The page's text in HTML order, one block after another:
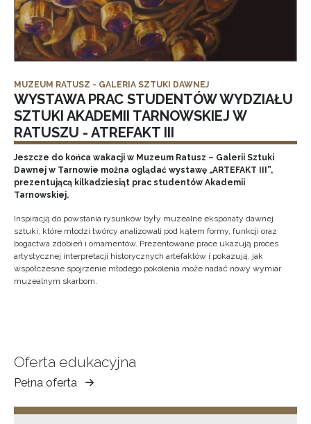
MUZEUM RATUSZ - GALERIA SZTUKI DAWNEJ
WYSTAWA PRAC STUDENTÓW WYDZIAŁU
SZTUKI AKADEMII TARNOWSKIEJ W
RATUSZU - ATREFAKT III
Jeszcze do końca wakacji w Muzeum Ratusz – Galerii Sztuki
Dawnej w Tarnowie można oglądać wystawę „ARTEFAKT III”,
prezentującą kilkadziesiąt prac studentów Akademii
Tarnowskiej.
Inspiracją do powstania rysunków były muzealne eksponaty dawnej
sztuki, które młodzi twórcy analizowali pod kątem formy, funkcji oraz
bogactwa zdobień i ornamentów. Prezentowane prace ukazują proces
artystycznej interpretacji historycznych artefaktów i pokazują, jak
współczesne spojrzenie młodego pokolenia może nadać nowy wymiar
muzealnym skarbom.
Oferta edukacyjna
Pełna oferta
Muzeum
Ziemi